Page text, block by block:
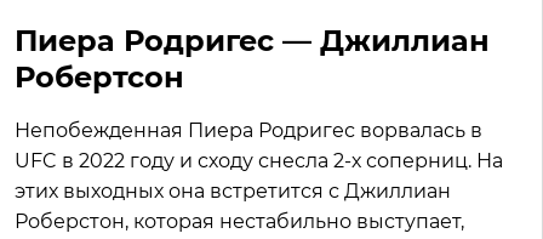
Пиера Родригес — Джиллиан
Робертсон
Непобежденная Пиера Родригес ворвалась в
UFC в 2022 году и сходу снесла 2-х соперниц. На
этих выходных она встретится с Джиллиан
Роберстон, которая нестабильно выступает,